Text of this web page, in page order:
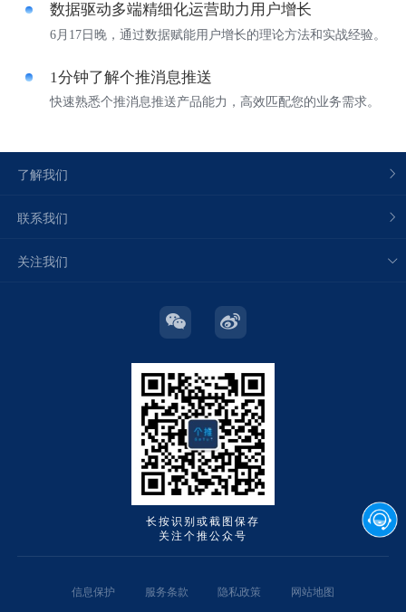
数据驱动多端精细化运营助力用户增长
6月17日晚，通过数据赋能用户增长的理论方法和实战经验。
1分钟了解个推消息推送
快速熟悉个推消息推送产品能力，高效匹配您的业务需求。
了解我们
联系我们
关注我们
长按识别或截图保存
关注个推公众号
信息保护 服务条款 隐私政策 网站地图